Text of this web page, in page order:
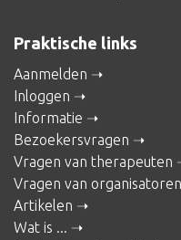
Praktische links
Aanmelden
Inloggen
Informatie
Bezoekersvragen
Vragen van therapeuten
Vragen van organisatoren
Artikelen
Wat is ...